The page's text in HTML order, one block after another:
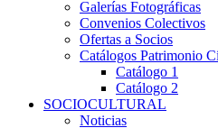
Galerías Fotográficas
Convenios Colectivos
Ofertas a Socios
Catálogos Patrimonio
Catálogo 1
Catálogo 2
SOCIOCULTURAL
Noticias